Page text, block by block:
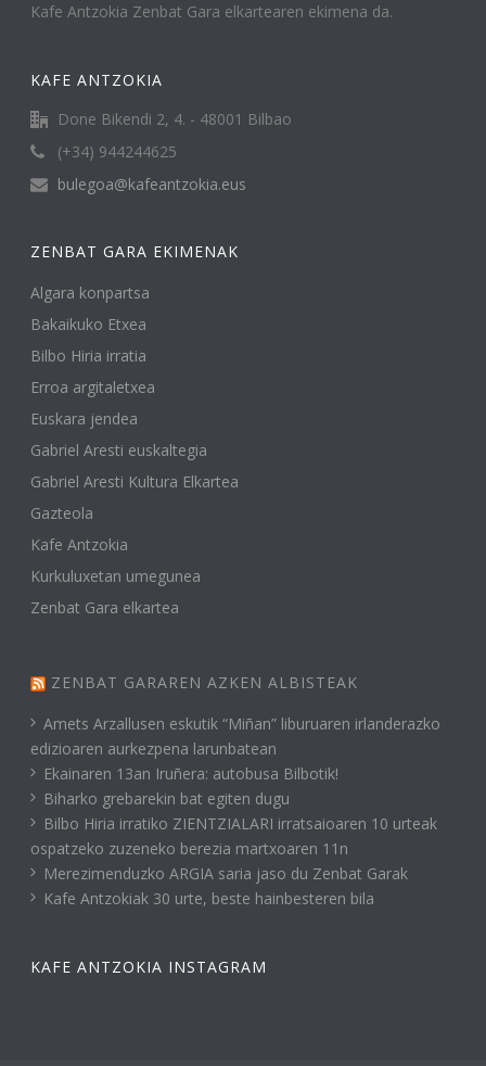
Kafe Antzokia Zenbat Gara elkartearen ekimena da.
KAFE ANTZOKIA
Done Bikendi 2, 4. - 48001 Bilbao
(+34) 944244625
bulegoa@kafeantzokia.eus
ZENBAT GARA EKIMENAK
Algara konpartsa
Bakaikuko Etxea
Bilbo Hiria irratia
Erroa argitaletxea
Euskara jendea
Gabriel Aresti euskaltegia
Gabriel Aresti Kultura Elkartea
Gazteola
Kafe Antzokia
Kurkuluxetan umegunea
Zenbat Gara elkartea
ZENBAT GARAREN AZKEN ALBISTEAK
Amets Arzallusen eskutik “Miñan” liburuaren irlanderazko
edizioaren aurkezpena larunbatean
Ekainaren 13an Iruñera: autobusa Bilbotik!
Biharko grebarekin bat egiten dugu
Bilbo Hiria irratiko ZIENTZIALARI irratsaioaren 10 urteak
ospatzeko zuzeneko berezia martxoaren 11n
Merezimenduzko ARGIA saria jaso du Zenbat Garak
Kafe Antzokiak 30 urte, beste hainbesteren bila
KAFE ANTZOKIA INSTAGRAM